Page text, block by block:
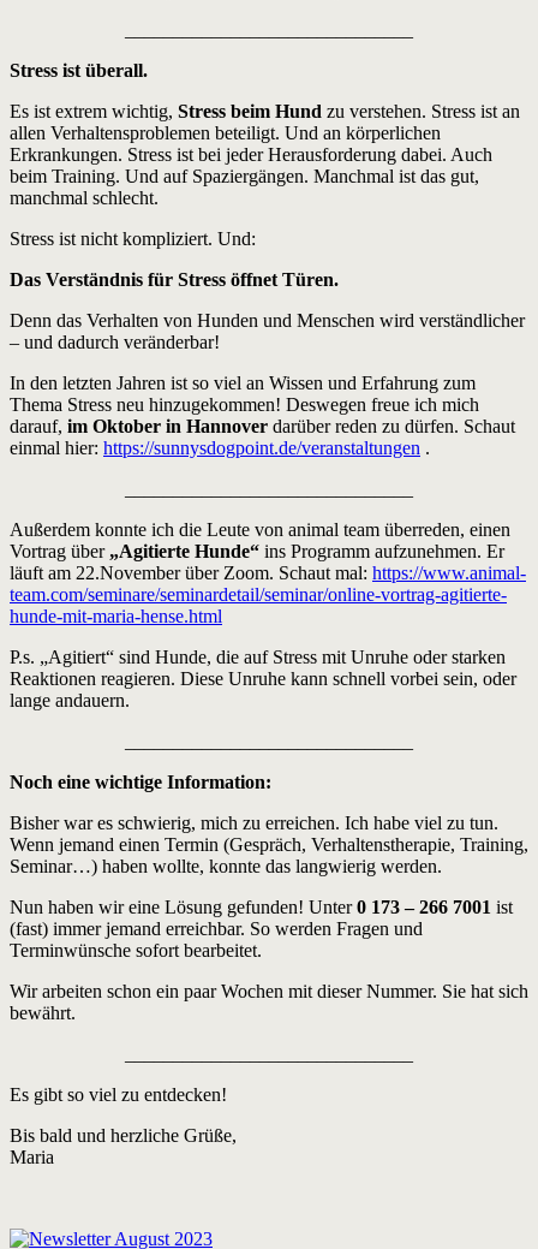
Stress ist überall.
Es ist extrem wichtig, Stress beim Hund zu verstehen. Stress ist an
allen Verhaltensproblemen beteiligt. Und an körperlichen
Erkrankungen. Stress ist bei jeder Herausforderung dabei. Auch
beim Training. Und auf Spaziergängen. Manchmal ist das gut,
manchmal schlecht.
Stress ist nicht kompliziert. Und:
Das Verständnis für Stress öffnet Türen.
Denn das Verhalten von Hunden und Menschen wird verständlicher
– und dadurch veränderbar!
In den letzten Jahren ist so viel an Wissen und Erfahrung zum
Thema Stress neu hinzugekommen! Deswegen freue ich mich
darauf, im Oktober in Hannover darüber reden zu dürfen. Schaut
einmal hier: https://sunnysdogpoint.de/veranstaltungen .
Außerdem konnte ich die Leute von animal team überreden, einen
Vortrag über „Agitierte Hunde“ ins Programm aufzunehmen. Er
läuft am 22.November über Zoom. Schaut mal: https://www.animal-
team.com/seminare/seminardetail/seminar/online-vortrag-agitierte-
hunde-mit-maria-hense.html
P.s. „Agitiert“ sind Hunde, die auf Stress mit Unruhe oder starken
Reaktionen reagieren. Diese Unruhe kann schnell vorbei sein, oder
lange andauern.
Noch eine wichtige Information:
Bisher war es schwierig, mich zu erreichen. Ich habe viel zu tun.
Wenn jemand einen Termin (Gespräch, Verhaltenstherapie, Training,
Seminar…) haben wollte, konnte das langwierig werden.
Nun haben wir eine Lösung gefunden! Unter0 173 – 266 7001 ist
(fast) immer jemand erreichbar. So werden Fragen und
Terminwünsche sofort bearbeitet.
Wir arbeiten schon ein paar Wochen mit dieser Nummer. Sie hat sich
bewährt.
Es gibt so viel zu entdecken!
Bis bald und herzliche Grüße,
Maria